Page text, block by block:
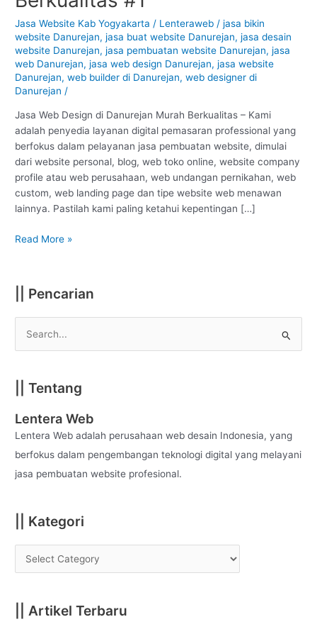
Jasa Website Kab Yogyakarta / Lenteraweb /jasa bikin
website Danurejan,jasa buat website Danurejan,jasa desain
website Danurejan,jasa pembuatan website Danurejan,jasa
web Danurejan,jasa web design Danurejan,jasa website
Danurejan,web builder di Danurejan,web designer di
Danurejan /
Jasa Web Design di Danurejan Murah Berkualitas – Kami
adalah penyedia layanan digital pemasaran professional yang
berfokus dalam pelayanan jasa pembuatan website, dimulai
dari website personal, blog, web toko online, website company
profile atau web perusahaan, web undangan pernikahan, web
custom, web landing page dan tipe website web menawan
lainnya. Pastilah kami paling ketahui kepentingan […]
Danurejan
–
Yogyakarta
:
Murah
Berkualitas
Read More »
|| Pencarian
r
c
h
f
o
|| Tentang
Lentera Web
Lentera Web adalah perusahaan web desain Indonesia, yang
berfokus dalam pengembangan teknologi digital yang melayani
jasa pembuatan website profesional.
|| Kategori
|| Artikel Terbaru